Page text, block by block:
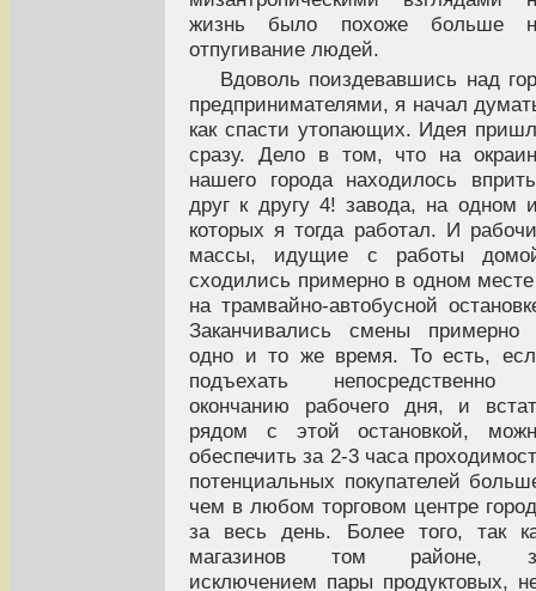
жизнь было похоже больше
отпугивание людей.
Вдоволь поиздевавшись над
предпринимателями, я начал
как спасти утопающих. Идея
сразу. Дело в том, что на
нашего города находилось
друг к другу 4! завода, на одном
которых я тогда работал. И
массы, идущие с работы
сходились примерно в одном
на трамвайно-автобусной
Заканчивались смены примерно
одно и то же время. То есть,
подъехать непосредственно
окончанию рабочего дня, и
рядом с этой остановкой,
обеспечить за 2-3 часа
потенциальных покупателей
чем в любом торговом центре
за весь день. Более того, так
магазинов том районе,
исключением пары продуктовых,